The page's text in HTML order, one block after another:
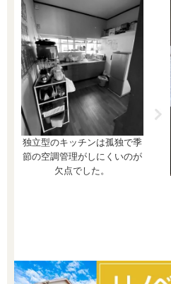
独立型のキッチンは孤独で季
節の空調管理がしにくいのが
欠点でした。